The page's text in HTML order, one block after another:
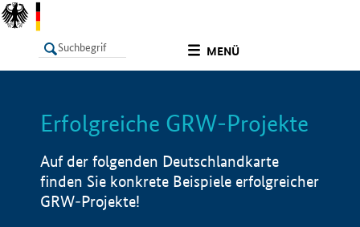
MENÜ
LISTE Info
Erfolgreiche GRW-Projekte
Auf der folgenden Deutschlandkarte
finden Sie konkrete Beispiele erfolgreicher
GRW-Projekte!